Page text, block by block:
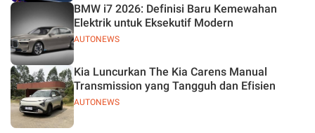
AUTONEWS
BMW i7 2026: Definisi Baru Kemewahan
Elektrik untuk Eksekutif Modern
AUTONEWS
Kia Luncurkan The Kia Carens Manual
Transmission yang Tangguh dan Efisien